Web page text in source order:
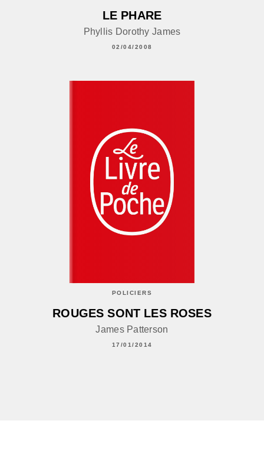
LE PHARE
Phyllis Dorothy James
02/04/2008
POLICIERS
ROUGES SONT LES ROSES
James Patterson
17/01/2014